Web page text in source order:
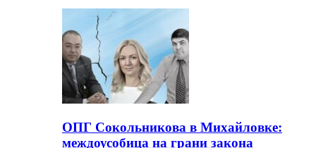
ОПГ Сокольникова в Михайловке:
междоусобица на грани закона